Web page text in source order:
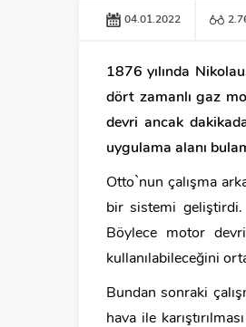
04.01.2022
1876 yılında
dört zamanlı gaz
devri ancak
uygulama alanı
Otto`nun çalışma
bir sistemi geliştirdi.
Böylece motor
kullanılabileceğini
Bundan sonraki
hava ile